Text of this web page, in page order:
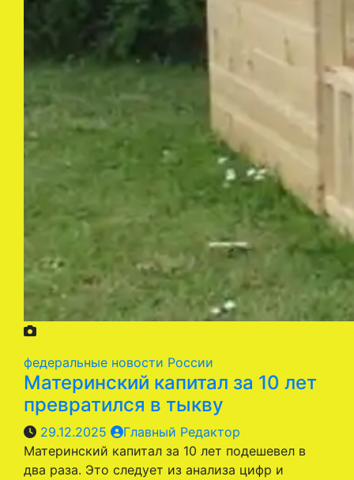
федеральные новости России
Материнский капитал за 10 лет
превратился в тыкву
29.12.2025
Главный Редактор
Материнский капитал за 10 лет подешевел в
два раза. Это следует из анализа цифр и